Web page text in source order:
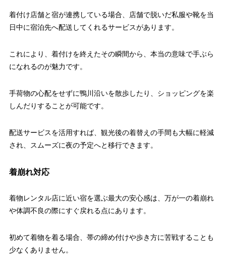
着付け店舗と宿が連携している場合、店舗で脱いだ私服や靴を当
日中に宿泊先へ配送してくれるサービスがあります。
これにより、着付けを終えたその瞬間から、本当の意味で手ぶら
になれるのが魅力です。
手荷物の心配をせずに鴨川沿いを散歩したり、ショッピングを楽
しんだりすることが可能です。
配送サービスを活用すれば、観光後の着替えの手間も大幅に軽減
され、スムーズに夜の予定へと移行できます。
着崩れ対応
着物レンタル店に近い宿を選ぶ最大の安心感は、万が一の着崩れ
や体調不良の際にすぐ戻れる点にあります。
初めて着物を着る場合、帯の締め付けや歩き方に苦戦することも
少なくありません。